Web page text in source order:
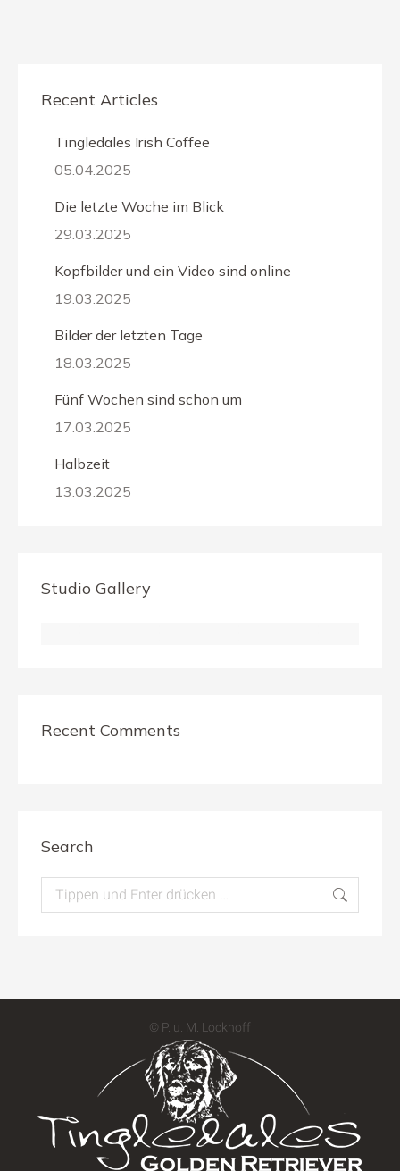
Recent Articles
Tingledales Irish Coffee
05.04.2025
Die letzte Woche im Blick
29.03.2025
Kopfbilder und ein Video sind online
19.03.2025
Bilder der letzten Tage
18.03.2025
Fünf Wochen sind schon um
17.03.2025
Halbzeit
13.03.2025
Studio Gallery
Recent Comments
Search
Search:
© P. u. M. Lockhoff